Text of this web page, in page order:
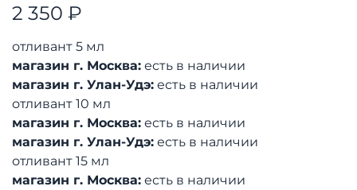
2 350 ₽
отливант 5 мл
магазин г. Москва: есть в наличии
магазин г. Улан-Удэ: есть в наличии
отливант 10 мл
магазин г. Москва: есть в наличии
магазин г. Улан-Удэ: есть в наличии
отливант 15 мл
магазин г. Москва: есть в наличии